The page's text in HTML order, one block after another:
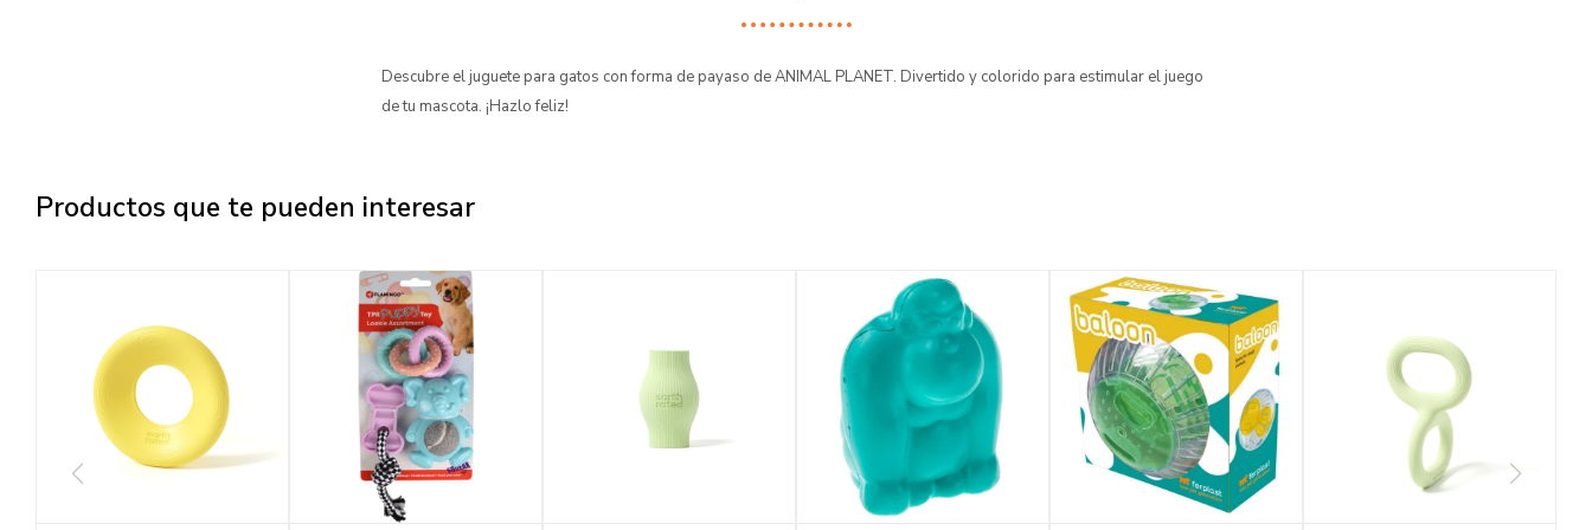
Descubre el juguete para gatos con forma de payaso de ANIMAL PLANET. Divertido y colorido para estimular el juego
de tu mascota. ¡Hazlo feliz!
Productos que te pueden interesar